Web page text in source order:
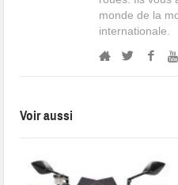
monde de la
internationale.
Voir aussi